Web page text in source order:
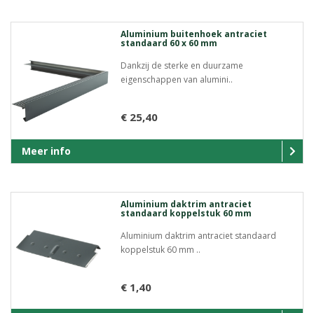
Aluminium buitenhoek antraciet
standaard 60 x 60 mm
Dankzij de sterke en duurzame
eigenschappen van alumini..
€ 25,40
Meer info
Aluminium daktrim antraciet
standaard koppelstuk 60 mm
Aluminium daktrim antraciet standaard
koppelstuk 60 mm ..
€ 1,40